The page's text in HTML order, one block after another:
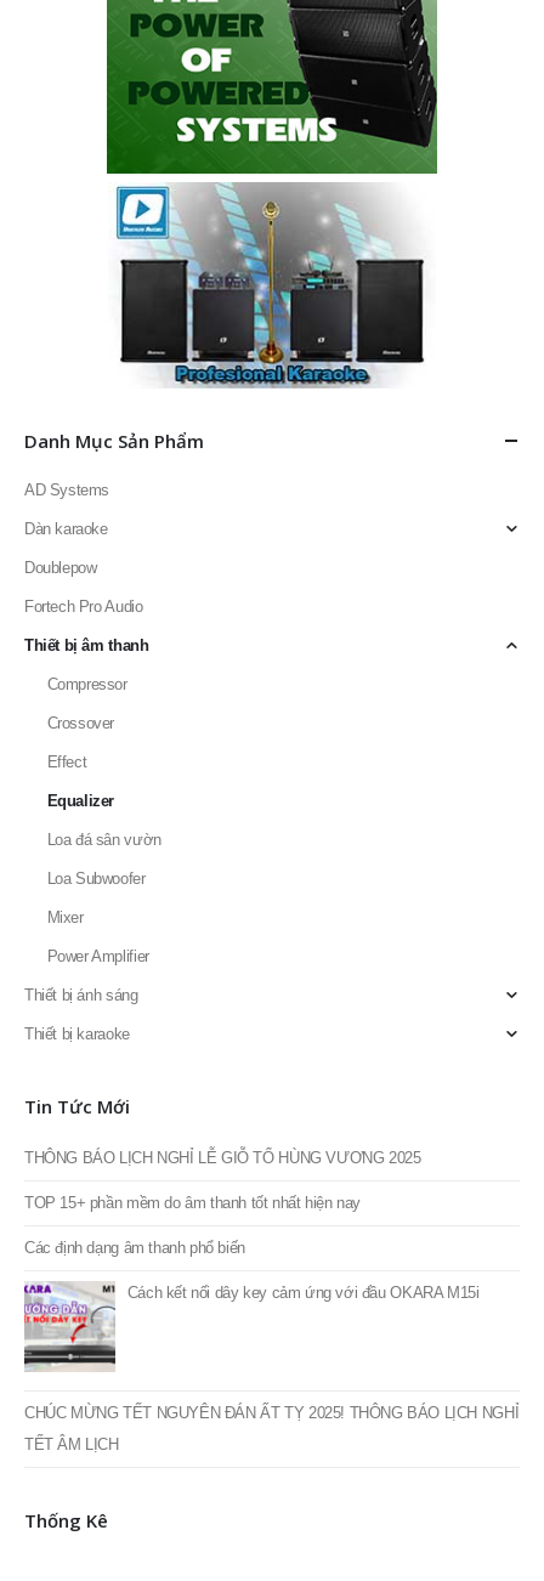
Danh Mục Sản Phẩm
AD Systems
Dàn karaoke
Doublepow
Fortech Pro Audio
Thiết bị âm thanh
Compressor
Crossover
Effect
Equalizer
Loa đá sân vườn
Loa Subwoofer
Mixer
Power Amplifier
Thiết bị ánh sáng
Thiết bị karaoke
Tin Tức Mới
THÔNG BÁO LỊCH NGHỈ LỄ GIỖ TỔ HÙNG VƯƠNG 2025
TOP 15+ phần mềm do âm thanh tốt nhất hiện nay
Các định dạng âm thanh phổ biến
Cách kết nối dây key cảm ứng với đầu OKARA M15i
CHÚC MỪNG TẾT NGUYÊN ĐÁN ẤT TỴ 2025! THÔNG BÁO LỊCH NGHỈ
TẾT ÂM LỊCH
Thống Kê